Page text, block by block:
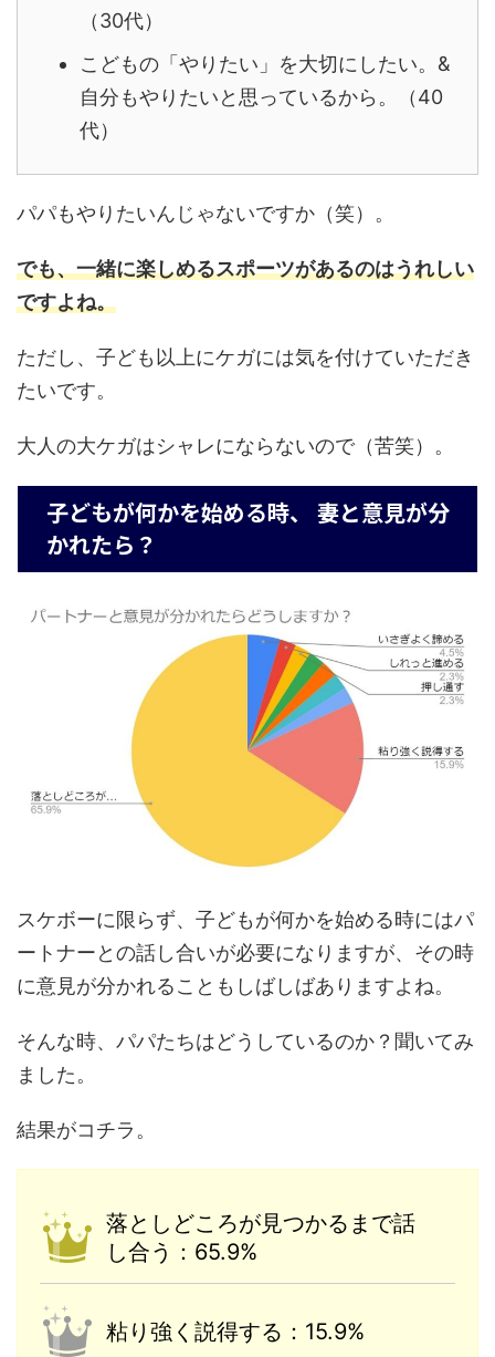
（30代）
こどもの「やりたい」を大切にしたい。&
自分もやりたいと思っているから。（40
代）
パパもやりたいんじゃないですか（笑）。
でも、一緒に楽しめるスポーツがあるのはうれしい
ですよね。
ただし、子ども以上にケガには気を付けていただき
たいです。
大人の大ケガはシャレにならないので（苦笑）。
子どもが何かを始める時、 妻と意見が分
かれたら？
スケボーに限らず、子どもが何かを始める時にはパ
ートナーとの話し合いが必要になりますが、その時
に意見が分かれることもしばしばありますよね。
そんな時、パパたちはどうしているのか？聞いてみ
ました。
結果がコチラ。
落としどころが見つかるまで話
し合う：65.9%
粘り強く説得する：15.9%